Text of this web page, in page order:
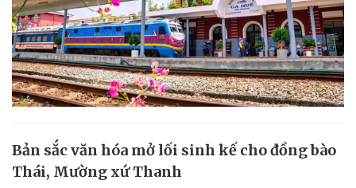
Bản sắc văn hóa mở lối sinh kế cho đồng bào
Thái, Mường xứ Thanh